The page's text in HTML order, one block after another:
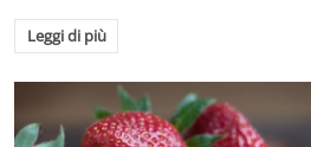
Leggi di più